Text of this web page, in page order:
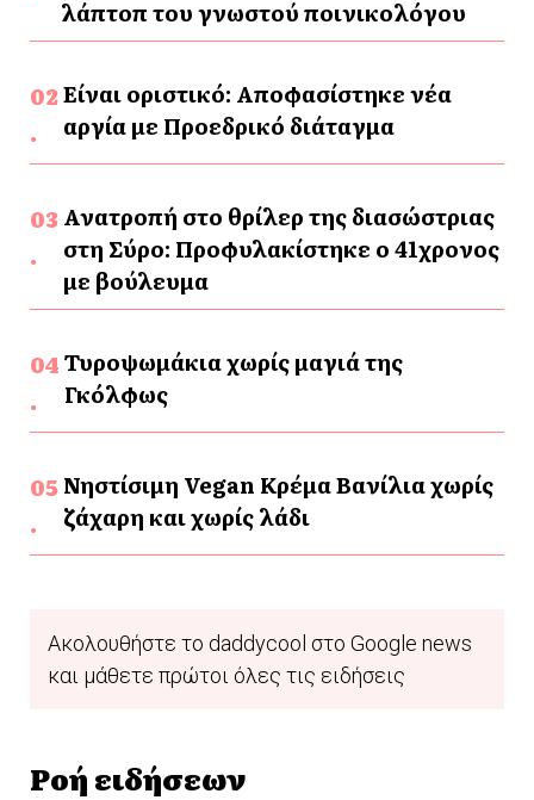
λάπτοπ του γνωστού ποινικολόγου
Είναι οριστικό: Αποφασίστηκε νέα
αργία με Προεδρικό διάταγμα
Ανατροπή στο θρίλερ της διασώστριας
στη Σύρο: Προφυλακίστηκε ο 41χρονος
με βούλευμα
Τυροψωμάκια χωρίς μαγιά της
Γκόλφως
Νηστίσιμη Vegan Κρέμα Βανίλια χωρίς
ζάχαρη και χωρίς λάδι
Ακολουθήστε το daddycool στο Google news
και μάθετε πρώτοι όλες τις ειδήσεις
Ροή ειδήσεων